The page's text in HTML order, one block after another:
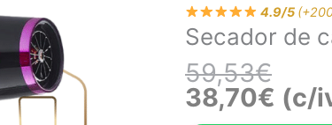
4.9/5
Secador de
59,53€
era:
é:
38,70€ (c/
de
cabelo
Ewwk-
RZDW005